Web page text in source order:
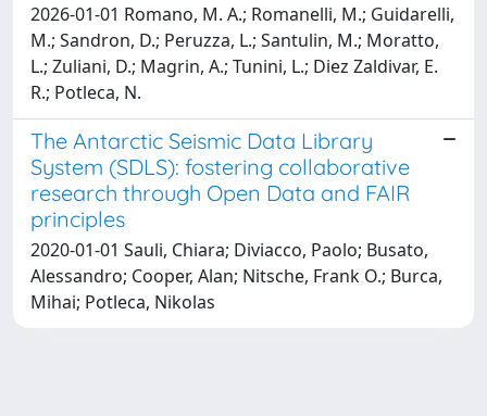
2026-01-01 Romano, M. A.; Romanelli, M.; Guidarelli,
M.; Sandron, D.; Peruzza, L.; Santulin, M.; Moratto,
L.; Zuliani, D.; Magrin, A.; Tunini, L.; Diez Zaldivar, E.
R.; Potleca, N.
The Antarctic Seismic Data Library
System (SDLS): fostering collaborative
research through Open Data and FAIR
principles
2020-01-01 Sauli, Chiara; Diviacco, Paolo; Busato,
Alessandro; Cooper, Alan; Nitsche, Frank O.; Burca,
Mihai; Potleca, Nikolas